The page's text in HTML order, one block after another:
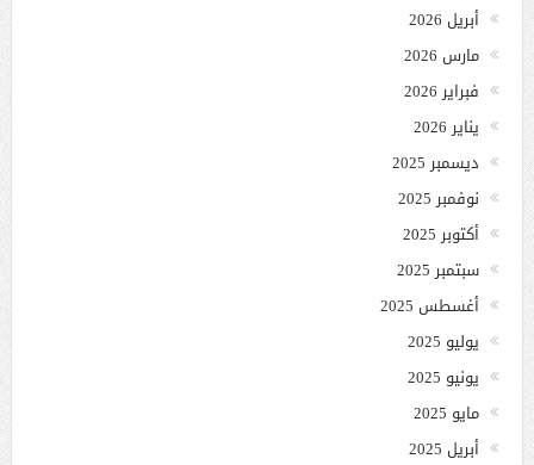
أبريل 2026
مارس 2026
فبراير 2026
يناير 2026
ديسمبر 2025
نوفمبر 2025
أكتوبر 2025
سبتمبر 2025
أغسطس 2025
يوليو 2025
يونيو 2025
مايو 2025
أبريل 2025